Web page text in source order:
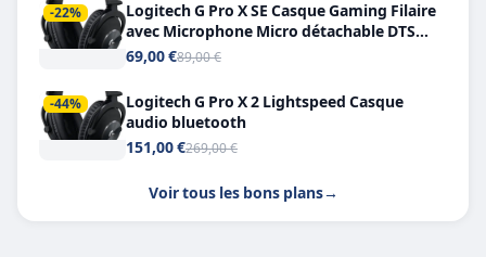
-22%
Logitech G Pro X SE Casque Gaming Filaire
avec Microphone Micro détachable DTS
Headphone X 7.1
69,00 €89,00 €
-44%
Logitech G Pro X 2 Lightspeed Casque
audio bluetooth
151,00 €269,00 €
Voir tous les bons plans→